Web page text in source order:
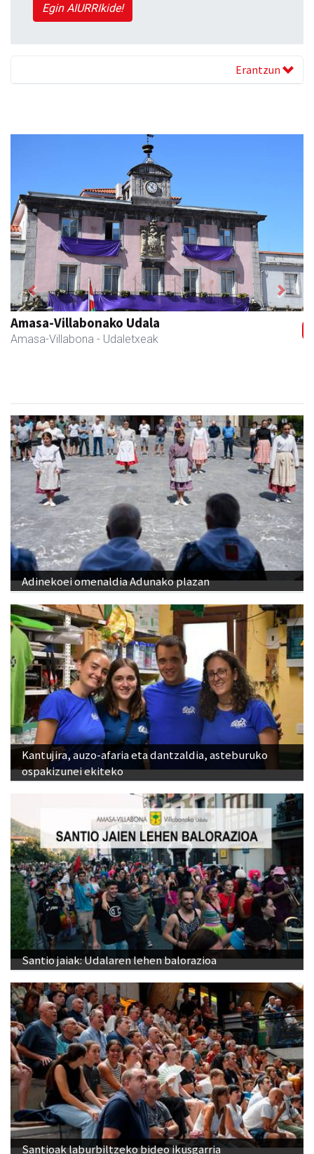
Egin AIURRIkide!
Erantzun
Amasa-Villabonako Udala
Amasa-Villabona - Udaletxeak
Previous Next
Adinekoei omenaldia Adunako plazan
Kantujira, auzo-afaria eta dantzaldia, asteburuko
ospakizunei ekiteko
Santio jaiak: Udalaren lehen balorazioa
Santioak laburbiltzeko bideo ikusgarria